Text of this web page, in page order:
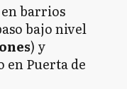
barrios
bajo nivel
) y
Puerta de